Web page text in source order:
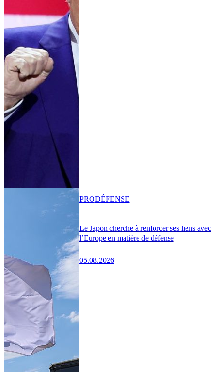
Le Japon cherche à renforcer ses liens avec
l’Europe en matière de défense
05.08.2026
PRODÉFENSE